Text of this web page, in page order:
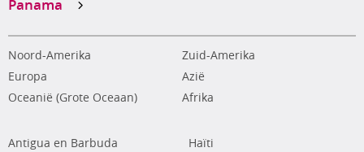
Panama
Noord-Amerika
Zuid-Amerika
Europa
Azië
Oceanië (Grote Oceaan)
Afrika
Antigua en Barbuda
Haïti